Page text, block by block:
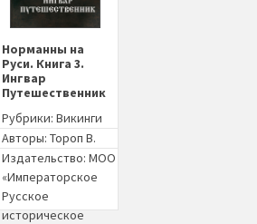
Норманны на
Руси. Книга 3.
Ингвар
Путешественник
Рубрики: Викинги
Авторы: Тороп В.
Издательство: МОО
«Императорское
Русское
историческое